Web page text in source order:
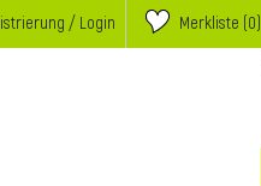
/ Login Merkliste (0)